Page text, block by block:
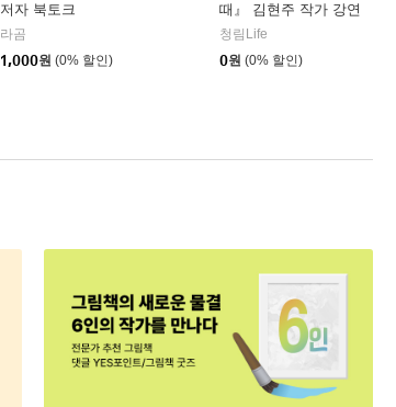
저자 북토크
라곰
1,000원 (0% 할인)
때』 김현주 작가 강연
회
청림Life
0원 (0% 할인)